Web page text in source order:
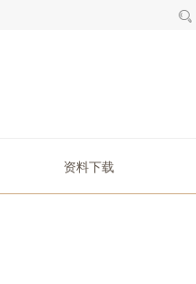
资料下载